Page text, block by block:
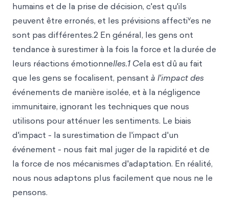
humains et de la prise de décision, c'est qu'ils
peuvent être erronés, et les prévisions affectives ne
sont pas différentes.2 En général, les gens ont
tendance à surestimer à la fois la force et ladurée de
leurs réactions émotionnelles.1 Cela est dû au fait
que les gens se focalisent, pensant à l'impact des
événements de manière isolée, et à la négligence
immunitaire, ignorant les techniques que nous
utilisons pour atténuer les sentiments. Le biais
d'impact - la surestimation de l'impact d'un
événement - nous fait mal juger de la rapidité et de
la force de nos mécanismes d'adaptation. En réalité,
nous nous adaptons plus facilement que nous ne le
pensons.